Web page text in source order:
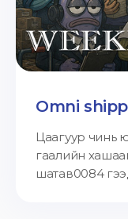
Omni
Цаагуур чинь
гаалийн
шатав0084